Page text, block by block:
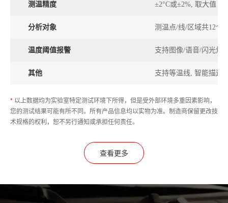
测温精度 ±2°C或±2%, 取大值
分析对象 测温点/线/区域共12个
温度阈值报警 支持图像/语音/闪光灯
其他 支持等温线, 智能描边,
* 以上数据均为实验室特定测试环境下所得，但是受外部环境多重因素影响，
您的测试结果可能有所不同。所有产品信息均以实物为准。制造商保留更改技
术规格的权利，恕不另行通知或承担任何责任。
查看更多